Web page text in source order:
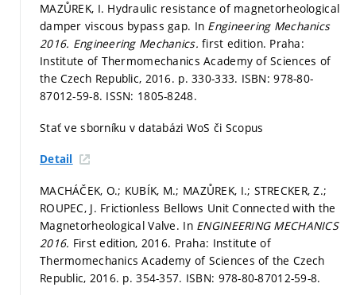
MAZŮREK, I. Hydraulic resistance of magnetorheological
damper viscous bypass gap. In Engineering Mechanics
2016. Engineering Mechanics.first edition. Praha:
Institute of Thermomechanics Academy of Sciences of
the Czech Republic, 2016. p. 330-333. ISBN: 978-80-
87012-59-8. ISSN: 1805-8248.
Stať ve sborníku v databázi WoS či Scopus
Detail
MACHÁČEK, O.; KUBÍK, M.; MAZŮREK, I.; STRECKER, Z.;
ROUPEC, J. Frictionless Bellows Unit Connected with the
Magnetorheological Valve. In ENGINEERING MECHANICS
2016. First edition, 2016. Praha: Institute of
Thermomechanics Academy of Sciences of the Czech
Republic, 2016. p. 354-357. ISBN: 978-80-87012-59-8.